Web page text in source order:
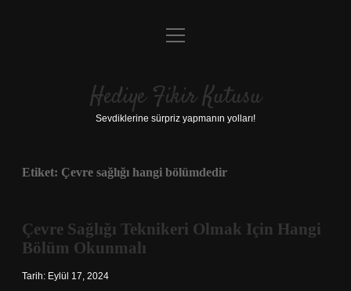
Anasayfa
Yasal Uyarı
menüyü
Hediye Fikir Kutusu
Sevdiklerine sürpriz yapmanın yolları!
Etiket: Çevre sağlığı hangi bölümdedir
Çevre Sağlığı Teknikeri Olmak Için Hangi
Bölüm Okunmalı
Tarih: Eylül 17, 2024